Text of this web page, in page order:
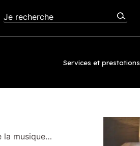
Services et prestations
la musique…